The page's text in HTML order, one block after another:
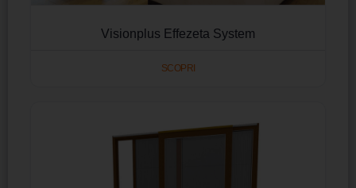
Visionplus Effezeta System
SCOPRI